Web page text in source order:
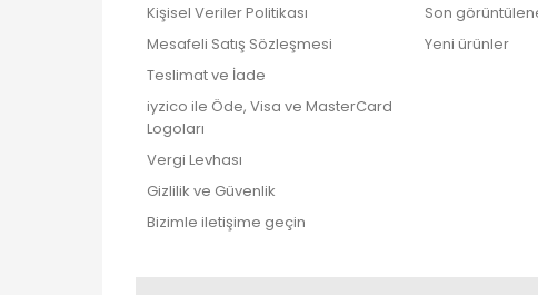
Kişisel Veriler Politikası
Mesafeli Satış Sözleşmesi
Teslimat ve İade
iyzico ile Öde, Visa ve MasterCard
Logoları
Vergi Levhası
Gizlilik ve Güvenlik
Bizimle iletişime geçin
Son
Yeni ürünler